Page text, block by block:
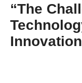
新闻中心
资讯中心
“The